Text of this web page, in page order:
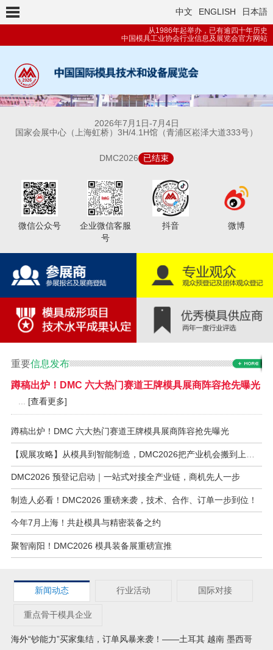
中文 ENGLISH 日本語
从1986年起举办，已有逾四十年历史
中国模具工业协会行业信息及展览会官方网站
DMC2026 已结束
2026年7月1日-7月4日
国家会展中心（上海虹桥）3H/4.1H馆（青浦区崧泽大道333号）
微信公众号
企业微信客服
号
抖音 微博
重要信息发布
蹲稿出炉！DMC 六大热门赛道王牌模具展商阵容抢先曝光
[查看更多]
蹲稿出炉！DMC 六大热门赛道王牌模具展商阵容抢先曝光
DMC2026 预登记启动｜一站式对接全产业链，商机先人一步
制造人必看！DMC2026 重磅来袭，技术、合作、订单一步到位！
今年7月上海！共赴模具与精密装备之约
聚智南阳！DMC2026 模具装备展重磅宣推
新闻动态 行业活动 国际对接
重点骨干模具企业
海外“钞能力”买家集结，订单风暴来袭！——土耳其 越南 墨西哥